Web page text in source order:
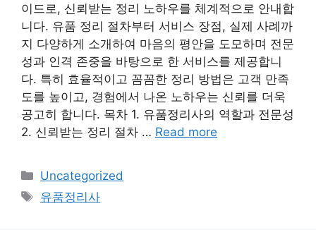
이드로, 신뢰받는 정리 노하우를 체계적으로 안내합
니다. 유품 정리 절차부터 서비스 장점, 실제 사례까
지 다양하게 소개하여 마음의 평안을 도모하며 전문
성과 인격 존중을 바탕으로 한 서비스를 제공합니
다. 특히 효율적이고 꼼꼼한 정리 방법은 고객 만족
도를 높이고, 경험에서 나온 노하우는 신뢰를 더욱
공고히 합니다. 목차 1. 유품정리사의 역할과 전문성
2. 신뢰받는 정리 절차 … Read more
Categories
Uncategorized
Tags
유품정리사